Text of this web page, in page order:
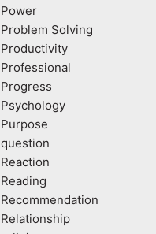
Power
Problem Solving
Productivity
Professional
Progress
Psychology
Purpose
question
Reaction
Reading
Recommendation
Relationship